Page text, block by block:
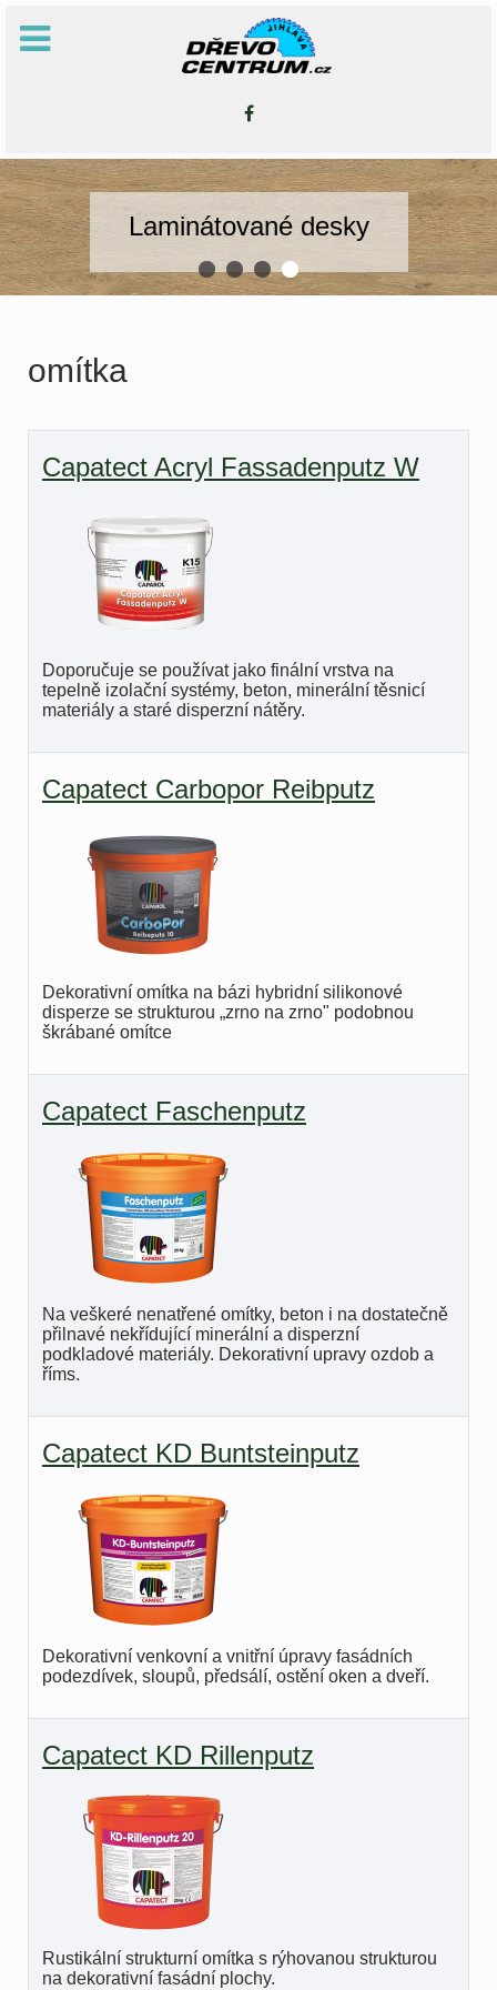
Laminátované desky
omítka
Capatect Acryl Fassadenputz W
Doporučuje se používat jako finální vrstva na
tepelně izolační systémy, beton, minerální těsnicí
materiály a staré disperzní nátěry.
Capatect Carbopor Reibputz
Dekorativní omítka na bázi hybridní silikonové
disperze se strukturou „zrno na zrno" podobnou
škrábané omítce
Capatect Faschenputz
Na veškeré nenatřené omítky, beton i na dostatečně
přilnavé nekřídující minerální a disperzní
podkladové materiály. Dekorativní upravy ozdob a
říms.
Capatect KD Buntsteinputz
Dekorativní venkovní a vnitřní úpravy fasádních
podezdívek, sloupů, předsálí, ostění oken a dveří.
Capatect KD Rillenputz
Rustikální strukturní omítka s rýhovanou strukturou
na dekorativní fasádní plochy.